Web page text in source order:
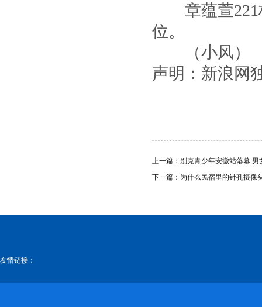
章蕴萱221
位。
（小风）
声明：新浪网
上一篇： 别克青少年安徽站落幕
下一篇： 为什么民宿里的针孔摄像
友情链接：